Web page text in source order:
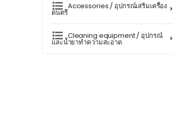
Accessories / อุปกรณ์เสริมเครื่อง
ดนตรี
Cleaning equipment / อุปกรณ์
และน้ำยาทำความสะอาด